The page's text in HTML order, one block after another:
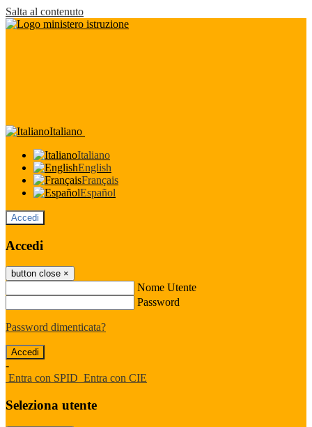
Salta al contenuto
Italiano
Italiano
English
Français
Español
Accedi
Accedi
button close ×
Nome Utente
Password
Password dimenticata?
-
Entra con SPID Entra con CIE
Seleziona utente